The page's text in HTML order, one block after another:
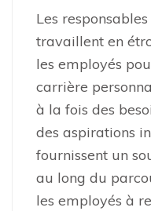
Les
travaillent en
les employés
carrière
à la fois des
des aspirations
fournissent un
au long du
les employés à